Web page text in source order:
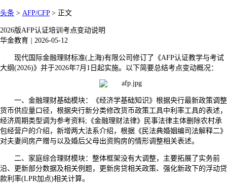
头条 > AFP/CFP> 正文
2026版AFP认证培训考点变动说明
华金教育
2026-05-12
现代国际金融理财标准(上海)有限公司修订了《AFP认证教学与考试
大纲(2026)》并于2026年7月1日起实施。以下简要总结考点变动概况：
一、金融理财基础模块：《经济学基础知识》根据央行最新政策调整
货币供应量口径，根据央行新分类修改货币政策工具中利率工具的表述，
经济周期类型调为参考资料;《金融理财法律》民事法律主体删除农村承
包经营户的介绍，新增两大法系介绍，根据《民法典婚姻编司法解释二》
对夫妻间房产赠与以及婚后父母出资购房的情形调整相关表述。
二、家庭综合理财模块：整体框架没有大调整，主要拓展了实务前
沿、更新部分数据及相关例题，更新房贷相关政策、强化新政下的浮动贷
款利率(LPR加点)相关计算。